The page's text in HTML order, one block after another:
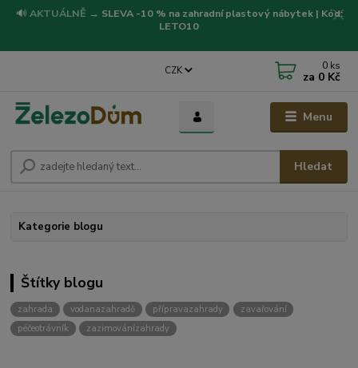
🔊 AKTUÁLNĚ → SLEVA -10 % na zahradní plastový nábytek | Kód:
LETO10
Menu
CZK
Hledat
0 ks
za 0 Kč
Kategorie blogu
Štítky blogu
zahrada vodanazahradě přípravazahrady
zavařování
péčeotrávník
zazimovánízahrady